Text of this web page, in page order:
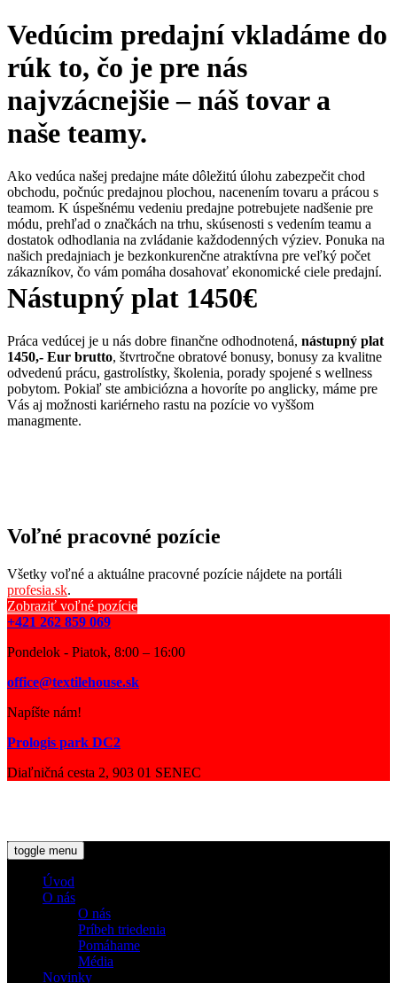
Vedúcim predajní vkladáme do
rúk to, čo je pre nás
najvzácnejšie – náš tovar a
naše teamy.
Ako vedúca našej predajne máte dôležitú úlohu zabezpečit chod
obchodu, počnúc predajnou plochou, nacenením tovaru a prácou s
teamom. K úspešnému vedeniu predajne potrebujete nadšenie pre
módu, prehľad o značkách na trhu, skúsenosti s vedením teamu a
dostatok odhodlania na zvládanie každodenných výziev. Ponuka na
našich predajniach je bezkonkurenčne atraktívna pre veľký počet
zákazníkov, čo vám pomáha dosahovať ekonomické ciele predajní.
Nástupný plat 1450€
Práca vedúcej je u nás dobre finančne odhodnotená, nástupný plat
1450,- Eur brutto, štvrtročne obratové bonusy, bonusy za kvalitne
odvedenú prácu, gastrolístky, školenia, porady spojené s wellness
pobytom. Pokiaľ ste ambiciózna a hovoríte po anglicky, máme pre
Vás aj možnosti kariérneho rastu na pozície vo vyššom
managmente.
Voľné pracovné pozície
Všetky voľné a aktuálne pracovné pozície nájdete na portáli
profesia.sk.
Zobraziť voľné pozície
+421 262 859 069
Pondelok - Piatok, 8:00 – 16:00
office@textilehouse.sk
Napíšte nám!
Prologis park DC2
Diaľničná cesta 2, 903 01 SENEC
toggle menu
Úvod
O nás
O nás
Príbeh triedenia
Pomáhame
Média
Novinky